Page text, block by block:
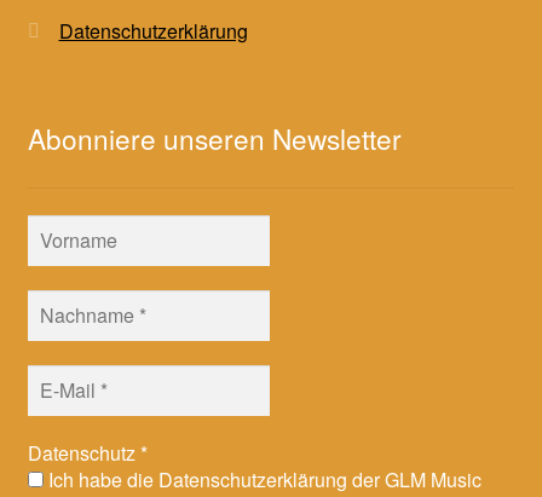
Datenschutzerklärung
Abonniere unseren Newsletter
Datenschutz*
Ich habe die Datenschutzerklärung der GLM Music